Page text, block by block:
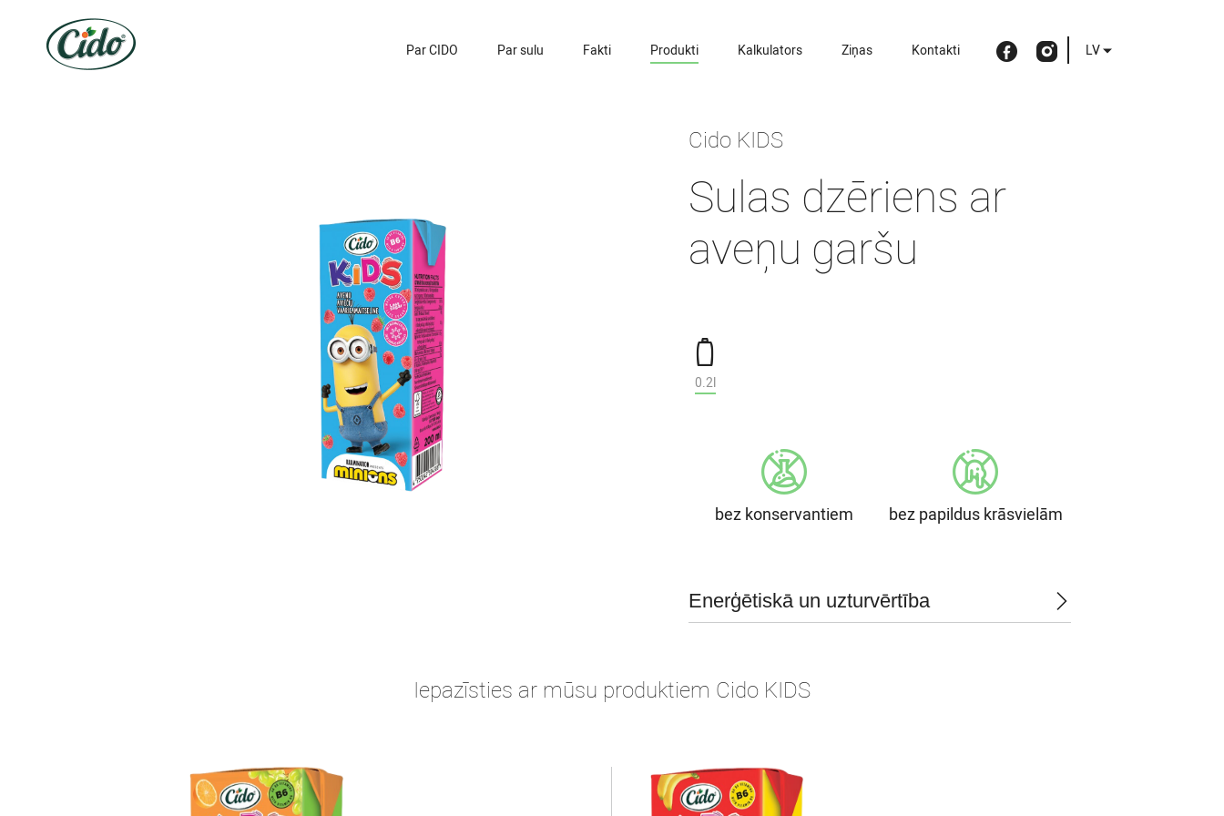
Par CIDO Par sulu Fakti Produkti Kalkulators Ziņas Kontakti LV
Cido KIDS
Sulas dzēriens ar
aveņu garšu
0.2l
bez konservantiem bez papildus krāsvielām
Enerģētiskā un uzturvērtība
Iepazīsties ar mūsu produktiem Cido KIDS